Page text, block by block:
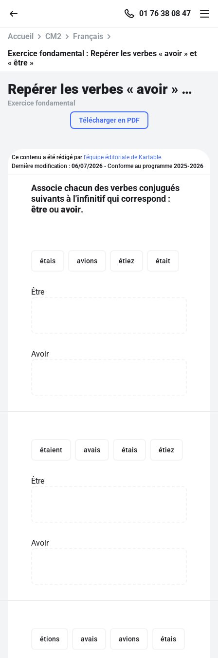
01 76 38 08 47
Parcourir
Se connecter
S'inscrire gratuitement
Pour profiter de 10 contenus offerts.
Accueil CM2
Français
Exercice fondamental : Repérer les verbes « avoir » et
« être »
Repérer les verbes « avoir » et « être »
Exercice fondamental
Télécharger en PDF
Ce contenu a été rédigé par l'équipe éditoriale de Kartable.
Dernière modification : 06/07/2026 - Conforme au programme 2025-2026
Associe chacun des verbes conjugués
suivants à l'infinitif qui correspond :
êtreouavoir.
étais avions étiez était
Être
Avoir
étaient avais étais étiez
Être
Avoir
étions avais avions étais